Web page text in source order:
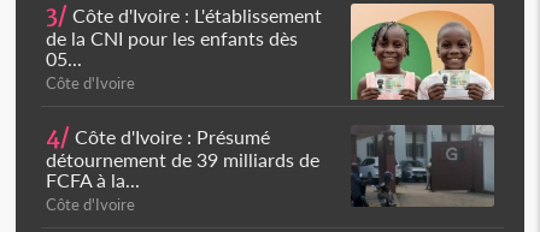
3/ Côte d'Ivoire : L'établissement
de la CNI pour les enfants dès
05...
Côte d'Ivoire
4/ Côte d'Ivoire : Présumé
détournement de 39 milliards de
FCFA à la...
Côte d'Ivoire